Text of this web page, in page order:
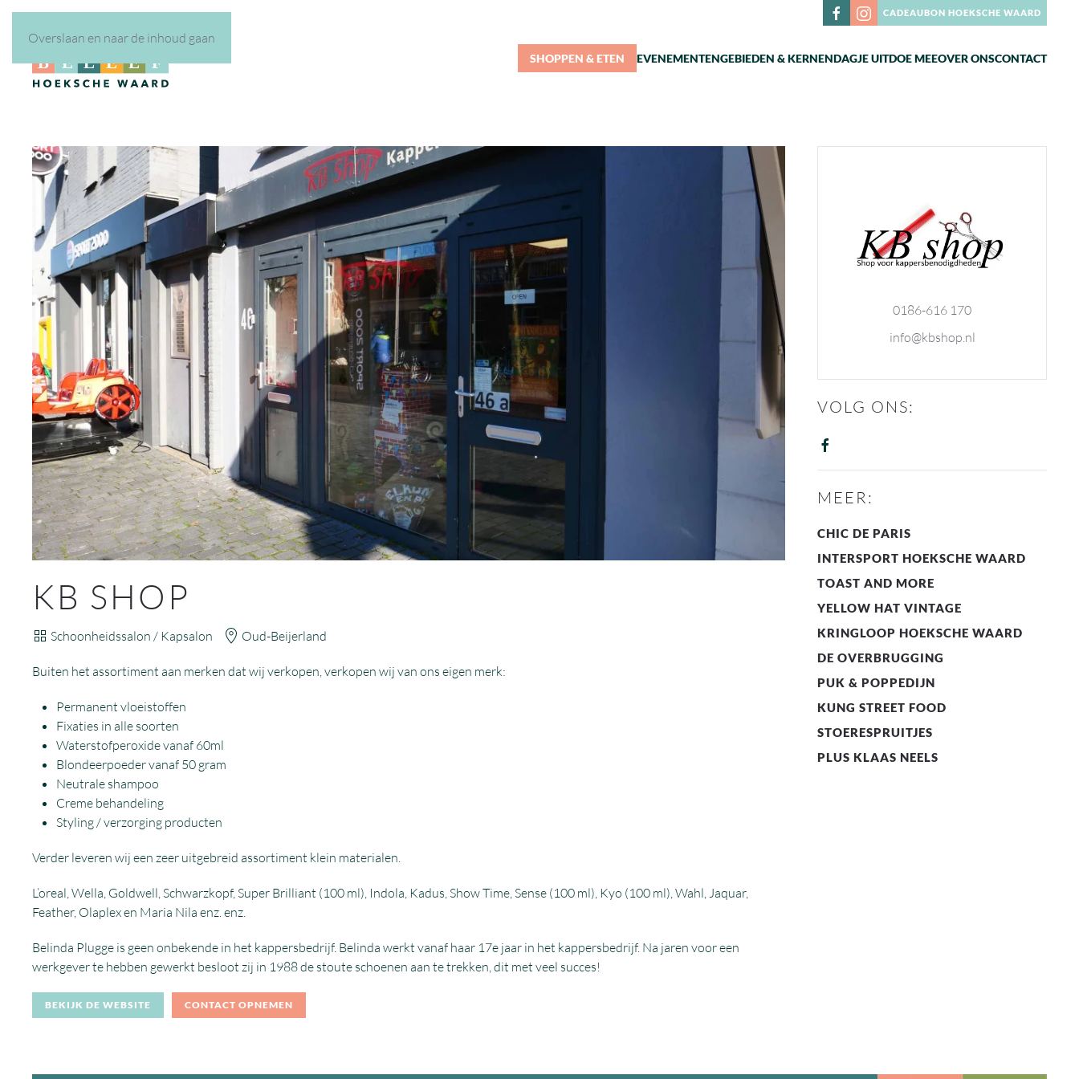
Overslaan en naar de inhoud gaan
CADEAUBON HOEKSCHE WAARD
SHOPPEN & ETEN EVENEMENTENGEBIEDEN & KERNENDAGJE UITDOE MEEOVER ONSCONTACT
KB SHOP
Schoonheidssalon / Kapsalon Oud-Beijerland
Buiten het assortiment aan merken dat wij verkopen, verkopen wij van ons eigen merk:
Permanent vloeistoffen
Fixaties in alle soorten
Waterstofperoxide vanaf 60ml
Blondeerpoeder vanaf 50 gram
Neutrale shampoo
Creme behandeling
Styling / verzorging producten
Verder leveren wij een zeer uitgebreid assortiment klein materialen.
L’oreal, Wella, Goldwell, Schwarzkopf, Super Brilliant (100 ml), Indola, Kadus, Show Time, Sense (100 ml), Kyo (100 ml), Wahl, Jaquar,
Feather, Olaplex en Maria Nila enz. enz.
Belinda Plugge is geen onbekende in het kappersbedrijf. Belinda werkt vanaf haar 17e jaar in het kappersbedrijf. Na jaren voor een
werkgever te hebben gewerkt besloot zij in 1988 de stoute schoenen aan te trekken, dit met veel succes!
BEKIJK DE WEBSITE CONTACT OPNEMEN
0186-616 170
info@kbshop.nl
VOLG ONS:
MEER:
CHIC DE PARIS
INTERSPORT HOEKSCHE WAARD
TOAST AND MORE
YELLOW HAT VINTAGE
KRINGLOOP HOEKSCHE WAARD
DE OVERBRUGGING
PUK & POPPEDIJN
KUNG STREET FOOD
STOERESPRUITJES
PLUS KLAAS NEELS